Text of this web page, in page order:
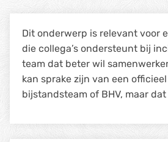
Dit onderwerp is relevant voor
die collega’s ondersteunt bij
team dat beter wil
kan sprake zijn van een
bijstandsteam of BHV, maar